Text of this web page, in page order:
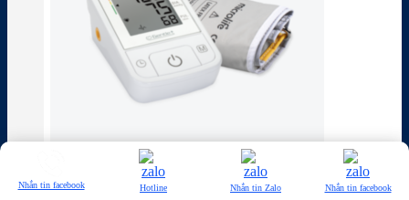
Nhắn tin facebook Hotline Nhắn tin Zalo Nhắn tin facebook